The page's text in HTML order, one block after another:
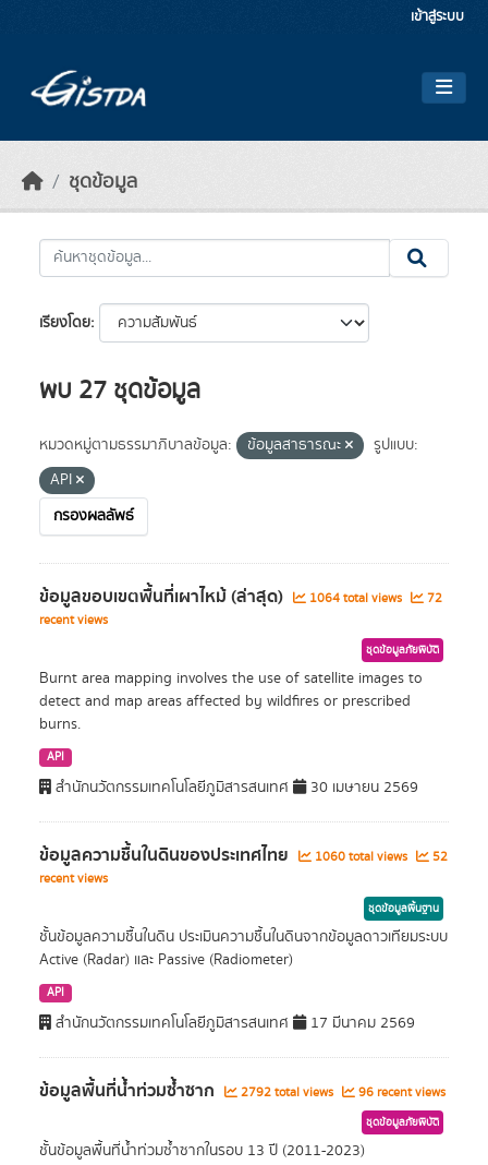
เข้าสู่ระบบ
ชุดข้อมูล
เรียงโดย
พบ 27 ชุดข้อมูล
หมวดหมู่ตามธรรมาภิบาลข้อมูล: ข้อมูลสาธารณะ
รูปแบบ:
API
กรองผลลัพธ์
ข้อมูลขอบเขตพื้นที่เผาไหม้ (ล่าสุด) 1064 total views
72
recent views
ชุดข้อมูลภัยพิบัติ
Burnt area mapping involves the use of satellite images to
detect and map areas affected by wildfires or prescribed
burns.
API
สำนักนวัตกรรมเทคโนโลยีภูมิสารสนเทศ 30 เมษายน 2569
ข้อมูลความชื้นในดินของประเทศไทย 1060 total views
52
recent views
ชุดข้อมูลพื้นฐาน
ชั้นข้อมูลความชื้นในดิน ประเมินความชื้นในดินจากข้อมูลดาวเทียมระบบ
Active (Radar) และ Passive (Radiometer)
API
สำนักนวัตกรรมเทคโนโลยีภูมิสารสนเทศ 17 มีนาคม 2569
ข้อมูลพื้นที่น้ำท่วมซ้ำซาก 2792 total views 96 recent views
ชุดข้อมูลภัยพิบัติ
ชั้นข้อมูลพื้นที่น้ำท่วมซ้ำซากในรอบ 13 ปี (2011-2023)